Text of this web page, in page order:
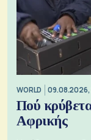
WORLD
Πού
Αφρικής